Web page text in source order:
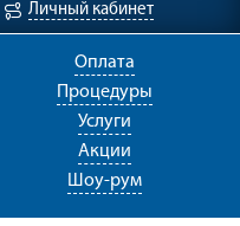
Личный кабинет
Оплата
Процедуры
Услуги
Акции
Шоу-рум